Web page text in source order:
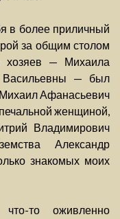
в более приличный
за общим столом
хозяев — Михаила
— был
Афанасьевич
женщиной,
Владимирович
Александр
знакомых моих
то оживленно